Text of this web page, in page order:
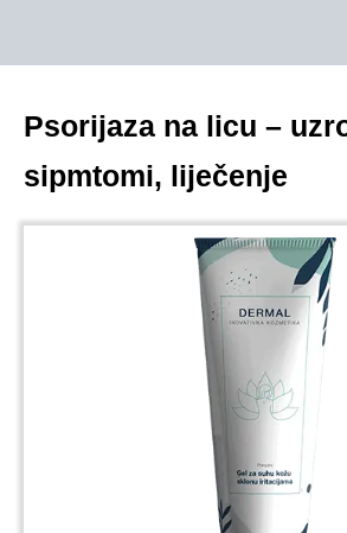
Psorijaza na licu –
sipmtomi, liječenje